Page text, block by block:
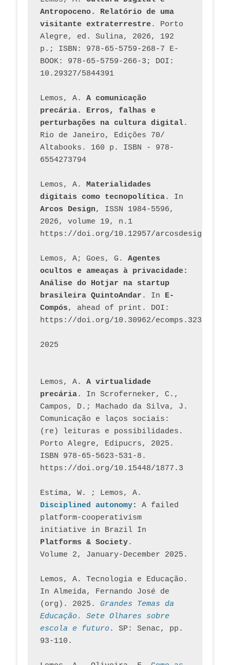
Antropoceno. Relatório de uma
visitante extraterrestre. Porto
Alegre, ed. Sulina, 2026, 192
p.; ISBN: 978-65-5759-268-7 E-
BOOK: 978-65-5759-266-3; DOI:
10.29327/5844391
Lemos, A. A comunicação
precária. Erros, falhas e
perturbações na cultura digital.
Rio de Janeiro, Edições 70/
Altabooks. 160 p. ISBN - 978-
6554273794
Lemos, A. Materialidades
digitais como tecnopolítica
Arcos Design, ISSN 1984-5596,
2026, volume 19, n.1
https://doi.org/10.12957/
Lemos, A; Goes, G. Agentes
ocultos e ameaças à privacidade:
Análise do Hotjar na startup
brasileira QuintoAndar . In E-
Compós, ahead of print. DOI:
https://doi.org/10.30962/ecomps.3231
2025
Lemos, A. A virtualidade
precária. In Scroferneker, C.,
Campos, D.; Machado da Silva, J.
Comunicação e laços sociais:
(re) leituras e possibilidades.
Porto Alegre, Edipucrs, 2025.
ISBN 978-65-5623-531-8.
https://doi.org/10.15448/1877.3
Estima, W. ; Lemos, A.
Disciplined autonomy: A failed
platform-cooperativism
initiative in Brazil In
Platforms & Society.
Volume 2, January-December 2025.
Lemos, A. Tecnologia e Educação.
In Almeida, Fernando José de
(org). 2025. Grandes Temas da
Educação. Sete Olhares sobre
escola e futuro. SP: Senac, pp.
93-110.